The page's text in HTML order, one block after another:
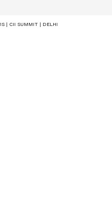
| CII SUMMIT | DELHI